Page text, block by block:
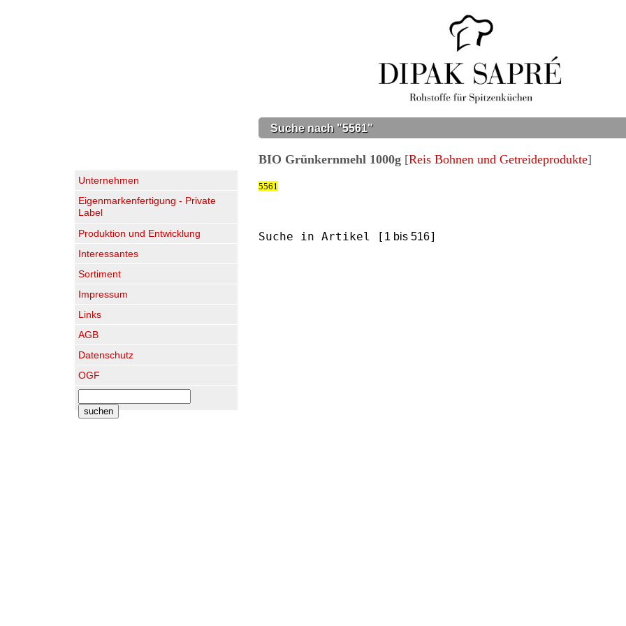
Unternehmen
Eigenmarkenfertigung - Private
Label
Produktion und Entwicklung
Interessantes
Sortiment
Impressum
Links
AGB
Datenschutz
OGF
Suche nach "5561"
BIO Grünkernmehl 1000g[Reis Bohnen und Getreideprodukte]
5561
Suche in Artikel [ 1 bis 516]